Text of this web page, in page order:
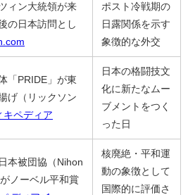
ィン大統領が来
の日本訪問とし
ポスト冷戦期の
日露関係を示す
象徴的な外交
「PRIDE」が東
げ（リックソン
キペディア
日本の格闘技文
化に新たなムー
ブメントをつく
った日
本被団協（Nihon
ノーベル平和賞
核廃絶・平和運
動の象徴として
国際的に評価さ